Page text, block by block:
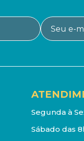
Segunda à
Sábado das